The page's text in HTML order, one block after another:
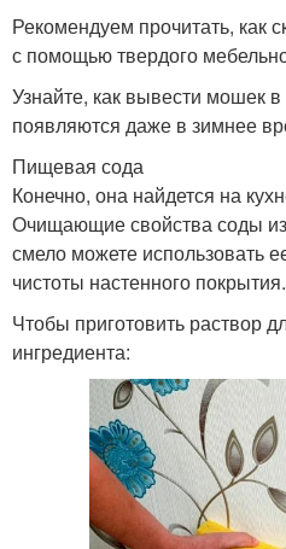
Рекомендуем прочитать, как
с помощью твердого
Узнайте, как вывести мошек
появляются даже в зимнее
Пищевая сода
Конечно, она найдется на
Очищающие свойства соды
смело можете использовать
чистоты настенного покрытия.
Чтобы приготовить раствор
ингредиента: